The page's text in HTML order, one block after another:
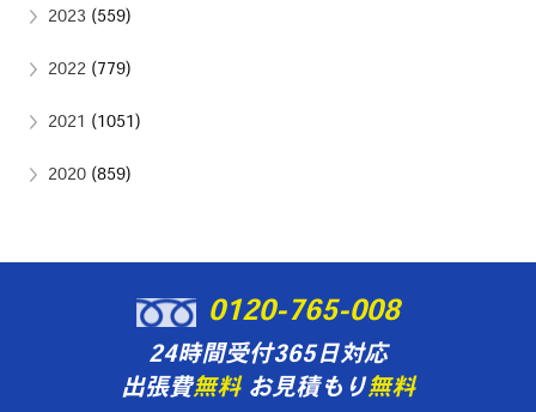
2023 (559)
2022 (779)
2021 (1051)
2020 (859)
0120-765-008
24時間受付365日対応
出張費無料お見積もり無料